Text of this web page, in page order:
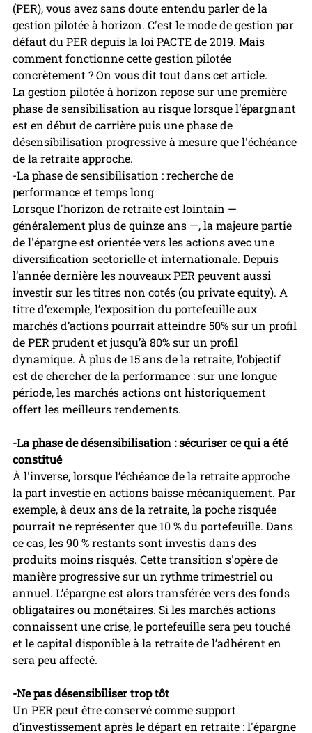
(PER), vous avez sans doute entendu parler de la
gestion pilotée à horizon. C'est le mode de gestion par
défaut du PER depuis la loi PACTE de 2019. Mais
comment fonctionne cette gestion pilotée
concrètement ? On vous dit tout dans cet article.
La gestion pilotée à horizon repose sur une première
phase de sensibilisation au risque lorsque l’épargnant
est en début de carrière puis une phase de
désensibilisation progressive à mesure que l'échéance
de la retraite approche.
-La phase de sensibilisation : recherche de
performance et temps long
Lorsque l'horizon de retraite est lointain —
généralement plus de quinze ans —, la majeure partie
de l'épargne est orientée vers les actions avec une
diversification sectorielle et internationale. Depuis
l’année dernière les nouveaux PER peuvent aussi
investir sur les titres non cotés (ou private equity). A
titre d’exemple, l’exposition du portefeuille aux
marchés d’actions pourrait atteindre 50% sur un profil
de PER prudent et jusqu’à 80% sur un profil
dynamique. À plus de 15 ans de la retraite, l’objectif
est de chercher de la performance : sur une longue
période, les marchés actions ont historiquement
offert les meilleurs rendements.
-La phase de désensibilisation : sécuriser ce qui a été
constitué
À l'inverse, lorsque l’échéance de la retraite approche
la part investie en actions baisse mécaniquement. Par
exemple, à deux ans de la retraite, la poche risquée
pourrait ne représenter que 10 % du portefeuille. Dans
ce cas, les 90 % restants sont investis dans des
produits moins risqués. Cette transition s'opère de
manière progressive sur un rythme trimestriel ou
annuel. L’épargne est alors transférée vers des fonds
obligataires ou monétaires. Si les marchés actions
connaissent une crise, le portefeuille sera peu touché
et le capital disponible à la retraite de l’adhérent en
sera peu affecté.
-Ne pas désensibiliser trop tôt
Un PER peut être conservé comme support
d’investissement après le départ en retraite : l'épargne